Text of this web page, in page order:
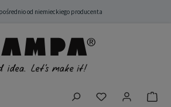
od niemieckiego producenta
Masz 0